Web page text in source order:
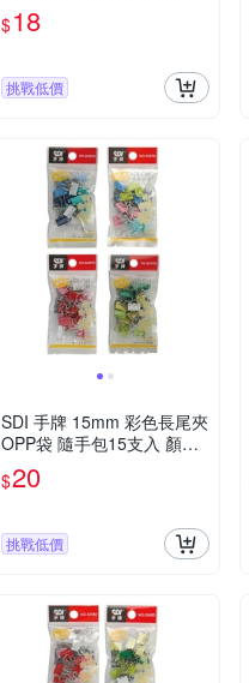
$18
挑戰低價
SDI 手牌 15mm 彩色長尾夾
OPP袋 隨手包15支入 顏色
隨機 / 袋 0247D
$20
挑戰低價